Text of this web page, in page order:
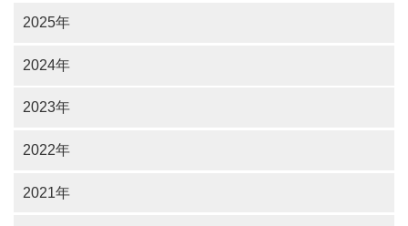
2025年
2024年
2023年
2022年
2021年